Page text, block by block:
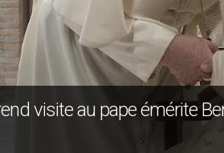
visite au pape émérite